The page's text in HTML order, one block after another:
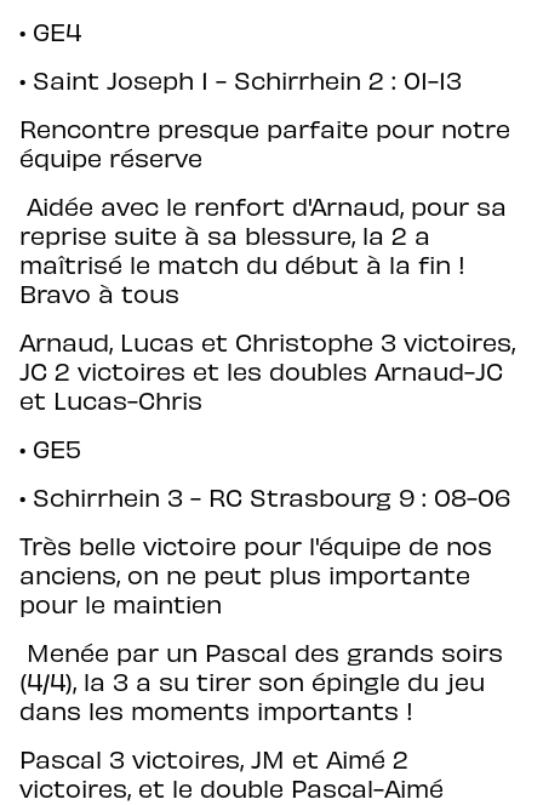
• GE4
• ⁠Saint Joseph 1 - Schirrhein 2 : 01-13
Rencontre presque parfaite pour notre
équipe réserve
Aidée avec le renfort d'Arnaud, pour sa
reprise suite à sa blessure, la 2 a
maîtrisé le match du début à la fin !
Bravo à tous
Arnaud, Lucas et Christophe 3 victoires,
JC 2 victoires et les doubles Arnaud-JC
et Lucas-Chris
• GE5
• ⁠Schirrhein 3 - RC Strasbourg 9 : 08-06
Très belle victoire pour l'équipe de nos
anciens, on ne peut plus importante
pour le maintien
Menée par un Pascal des grands soirs
(4/4), la 3 a su tirer son épingle du jeu
dans les moments importants !
Pascal 3 victoires, JM et Aimé 2
victoires, et le double Pascal-Aimé